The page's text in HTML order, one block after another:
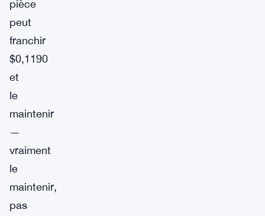
pièce
peut
franchir
$0,1190
et
le
maintenir
—
vraiment
le
maintenir,
pas